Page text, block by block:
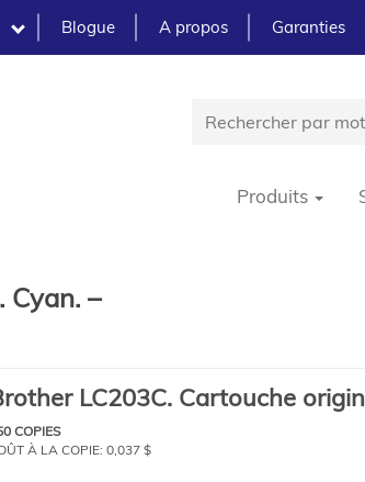
Blogue A propos Garanties
Produits
Cyan. –
LC203C. Cartouche
COPIES
À LA COPIE:0,037 $